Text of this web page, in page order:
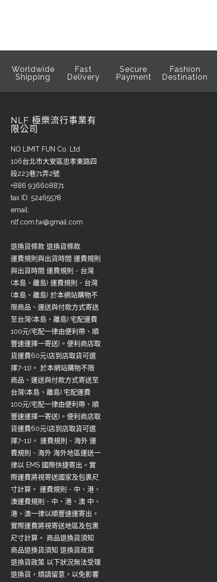
Worldwide
Shipping
Fast
Delivery
Secure
Payment
Fashion
Destination
NLF 極樂流行事業有
限公司
NO LIMIT FUN Co. Ltd
106台北市大安區忠孝東路四
段223巷71弄2號
+886 936608871
tax ID: 52465578
email:
nlf.com.tw@gmail.com
退換貨條款 退換貨條款
運費規則與出貨時間 運費規則
與出貨時間 運費規則 - 台灣
(本島、離島) 運費規則 - 台灣
(本島、離島) 於本網站購物不
限商品、運送與付款方式寄送
至台灣(本島、離島):宅配運費
100元(宅配一律由便利帶、順
豐速運擇一寄送)。便利商店取
貨運費60元(店到店取貨可選
擇7-11)。 於本網站購物不限
商品、運送與付款方式寄送至
台灣(本島、離島):宅配運費
100元(宅配一律由便利帶、順
豐速運擇一寄送)。便利商店取
貨運費60元(店到店取貨可選
擇7-11)。 運費規則 - 海外 運
費規則 - 海外 海外地區運送一
律以 EMS 國際快捷寄出。實
際運費將視寄送國家及包裹尺
寸計算。 運費規則 - 中、港、
澳運費規則 - 中、港、澳 中、
港、澳一律以順豐速運寄出。
實際運費將視寄送地區及包裹
尺寸計算。 商品退換貨須知
商品退換貨須知 退換貨政策
退換貨政策 以下狀況無法受理
退換貨，煩請留意，以免影響